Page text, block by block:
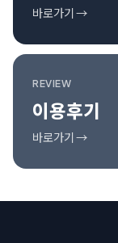
바로가기 →
REVIEW
이용후기
바로가기 →